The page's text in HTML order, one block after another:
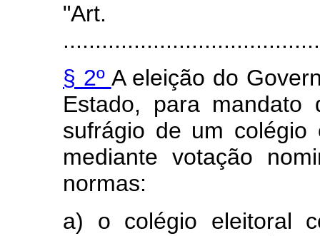
§ 2º A eleição do
Estado, para
sufrágio de um colégio
mediante votação
normas:
a) o colégio eleitoral